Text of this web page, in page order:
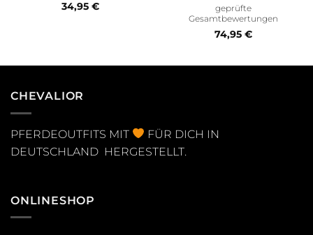
34,95 €
mit4.89
von 5
geprüfte
Gesamtbewertungen
74,95 €
CHEVALIOR
PFERDEOUTFITS MIT
FÜR DICH IN
DEUTSCHLAND HERGESTELLT.
ONLINESHOP